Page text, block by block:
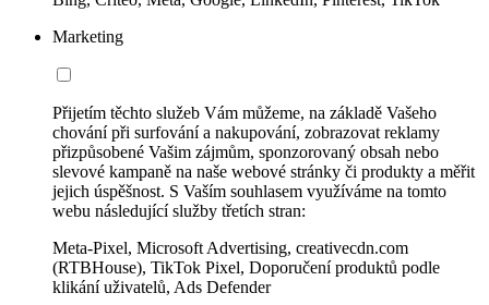
Marketing
Přijetím těchto služeb Vám můžeme, na základě Vašeho
chování při surfování a nakupování, zobrazovat reklamy
přizpůsobené Vašim zájmům, sponzorovaný obsah nebo
slevové kampaně na naše webové stránky či produkty a měřit
jejich úspěšnost. S Vaším souhlasem využíváme na tomto
webu následující služby třetích stran:
Meta-Pixel, Microsoft Advertising, creativecdn.com
(RTBHouse), TikTok Pixel, Doporučení produktů podle
klikání uživatelů, Ads Defender